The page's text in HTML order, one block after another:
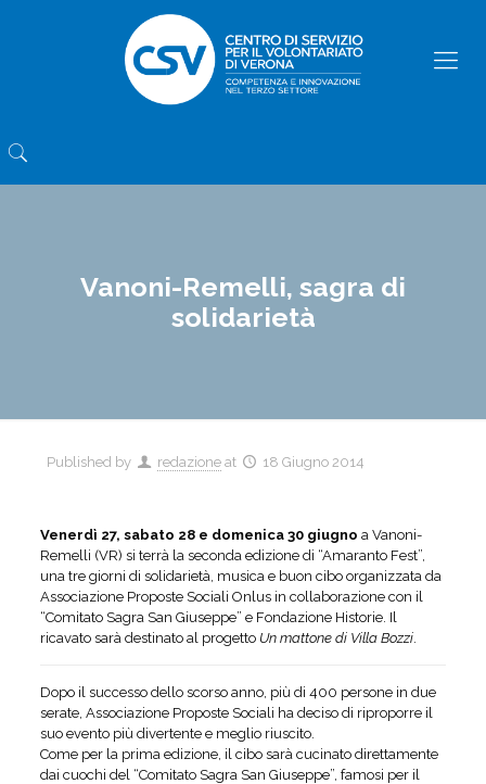
Vanoni-Remelli, sagra di
solidarietà
Published by redazione at 18 Giugno 2014
Venerdì 27, sabato 28 e domenica 30 giugno a Vanoni-
Remelli (VR) si terrà la seconda edizione di “Amaranto Fest”,
una tre giorni di solidarietà, musica e buon cibo organizzata da
Associazione Proposte Sociali Onlus in collaborazione con il
“Comitato Sagra San Giuseppe” e Fondazione Historie. Il
ricavato sarà destinato al progetto Un mattone di Villa Bozzi.
Dopo il successo dello scorso anno, più di 400 persone in due
serate, Associazione Proposte Sociali ha deciso di riproporre il
suo evento più divertente e meglio riuscito.
Come per la prima edizione, il cibo sarà cucinato direttamente
dai cuochi del “Comitato Sagra San Giuseppe”, famosi per il